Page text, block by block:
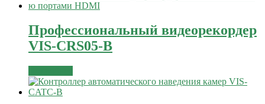
Профессиональный видеорекордер
VIS-CRS05-B